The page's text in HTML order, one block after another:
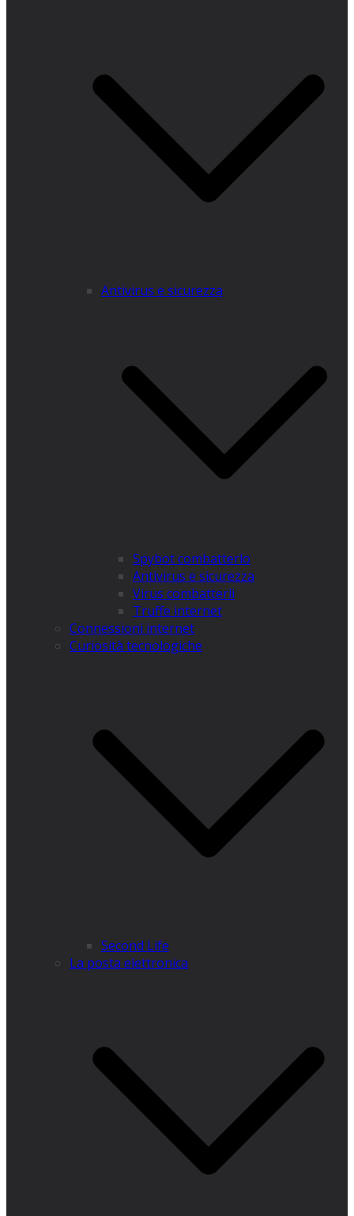
Antivirus e sicurezza
Spybot combatterlo
Antivirus e sicurezza
Virus combatterli
Truffe internet
Connessioni internet
Curiosità tecnologiche
​Second Life
La posta elettronica